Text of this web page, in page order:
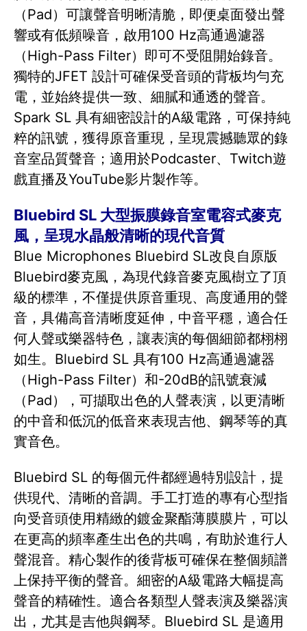
（Pad）可讓聲音明晰清脆，即便桌面發出聲
響或有低頻噪音，啟用100 Hz高通過濾器
（High-Pass Filter）即可不受阻開始錄音。
獨特的JFET 設計可確保受音頭的背板均勻充
電，並始終提供一致、細膩和通透的聲音。
Spark SL 具有細密設計的A級電路，可保持純
粹的訊號，獲得原音重現，呈現震撼聽眾的錄
音室品質聲音；適用於Podcaster、Twitch遊
戲直播及YouTube影片製作等。
Bluebird SL 大型振膜錄音室電容式麥克
風，呈現水晶般清晰的現代音質
Blue Microphones Bluebird SL改良自原版
Bluebird麥克風，為現代錄音麥克風樹立了頂
級的標準，不僅提供原音重現、高度通用的聲
音，具備高音清晰度延伸，中音平穩，適合任
何人聲或樂器特色，讓表演的每個細節都栩栩
如生。Bluebird SL 具有100 Hz高通過濾器
（High-Pass Filter）和-20dB的訊號衰減
（Pad），可擷取出色的人聲表演，以更清晰
的中音和低沉的低音來表現吉他、鋼琴等的真
實音色。
Bluebird SL 的每個元件都經過特別設計，提
供現代、清晰的音調。手工打造的專有心型指
向受音頭使用精緻的鍍金聚酯薄膜膜片，可以
在更高的頻率產生出色的共鳴，有助於進行人
聲混音。精心製作的後背板可確保在整個頻譜
上保持平衡的聲音。細密的A級電路大幅提高
聲音的精確性。適合各類型人聲表演及樂器演
出，尤其是吉他與鋼琴。Bluebird SL 是適用